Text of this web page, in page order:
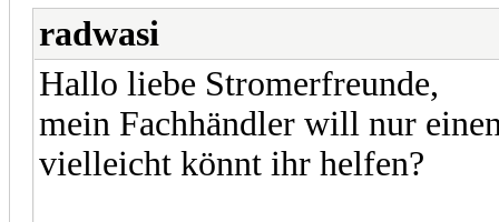
radwasi
Hallo liebe Stromerfreunde,
mein Fachhändler will nur
vielleicht könnt ihr helfen?